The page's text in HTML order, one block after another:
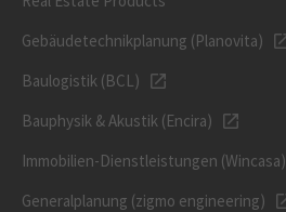
Gebäudetechnikplanung (Planovita)
Baulogistik (BCL)
Bauphysik & Akustik (Encira)
Immobilien-Dienstleistungen (Wincasa)
Generalplanung (zigmo engineering)